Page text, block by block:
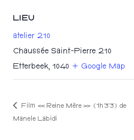
LIEU
atelier 210
Chaussée Saint-Pierre 210
Etterbeek, 1040 + Google Map
Film « Reine Mère » (1h33) de
Manele Labidi